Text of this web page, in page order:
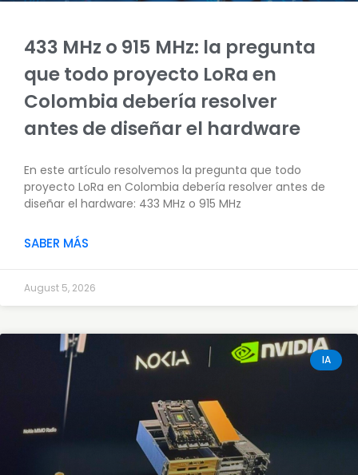
433 MHz o 915 MHz: la pregunta
que todo proyecto LoRa en
Colombia debería resolver
antes de diseñar el hardware
En este artículo resolvemos la pregunta que todo
proyecto LoRa en Colombia debería resolver antes de
diseñar el hardware: 433 MHz o 915 MHz
SABER MÁS
August 5, 2026
IA